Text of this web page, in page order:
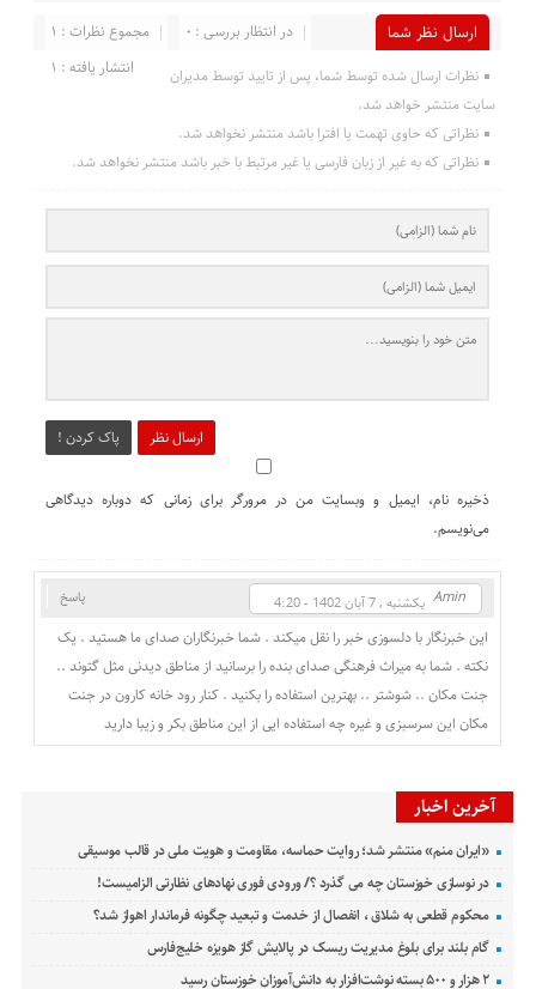
ارسال نظر شما مجموع نظرات : 1
در انتظار بررسی : 0
انتشار یافته : 1
نظرات ارسال شده توسط شما، پس از تایید توسط مدیران
سایت منتشر خواهد شد.
نظراتی که حاوی تهمت یا افترا باشد منتشر نخواهد شد.
نظراتی که به غیر از زبان فارسی یا غیر مرتبط با خبر باشد منتشر نخواهد شد.
ارسال نظر پاک کردن !
ذخیره نام، ایمیل و وبسایت من در مرورگر برای زمانی که دوباره دیدگاهی
می‌نویسم.
Amin یکشنبه , 7 آبان 1402 - 4:20 پاسخ
این خبرنگار با دلسوزی خبر را نقل میکند . شما خبرنگاران صدای ما هستید . یک
نکته . شما به میراث فرهنگی صدای بنده را برسانید از مناطق دیدنی مثل گتوند ..
جنت مکان .. شوشتر .. بهترین استفاده را بکنید . کنار رود خانه کارون در جنت
مکان این سرسبزی و غیره چه استفاده ایی از این مناطق بکر و زیبا دارید
آخرین اخبار
«ایران منم» منتشر شد؛ روایت حماسه، مقاومت و هویت ملی در قالب موسیقی
در نوسازی خوزستان چه می گذرد ؟/ ورودی فوری نهادهای نظارتی الزامیست!
محکوم قطعی به شلاق ، انفصال از خدمت و تبعید چگونه فرماندار اهواز شد؟
گام بلند برای بلوغ مدیریت ریسک در پالایش گاز هویزه خلیج‌فارس
۲ هزار و ۵۰۰ بسته نوشت‌افزار به دانش‌آموزان خوزستان رسید